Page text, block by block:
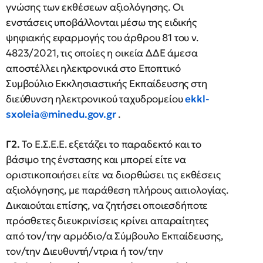
γνώσης των εκθέσεων αξιολόγησης. Οι
ενστάσεις υποβάλλονται μέσω της ειδικής
ψηφιακής εφαρμογής του άρθρου 81 του ν.
4823/2021, τις οποίες η οικεία ΔΔΕ άμεσα
αποστέλλει ηλεκτρονικά στο Εποπτικό
Συμβούλιο Εκκλησιαστικής Εκπαίδευσης στη
διεύθυνση ηλεκτρονικού ταχυδρομείουekkl-
sxoleia@minedu.gov.gr.
Γ2.Το Ε.Σ.Ε.Ε. εξετάζει το παραδεκτό και το
βάσιμο της ένστασης και μπορεί είτε να
οριστικοποιήσει είτε να διορθώσει τις εκθέσεις
αξιολόγησης, με παράθεση πλήρους αιτιολογίας.
Δικαιούται επίσης, να ζητήσει οποιεσδήποτε
πρόσθετες διευκρινίσεις κρίνει απαραίτητες
από τον/την αρμόδιο/α Σύμβουλο Εκπαίδευσης,
τον/την Διευθυντή/ντρια ή τον/την